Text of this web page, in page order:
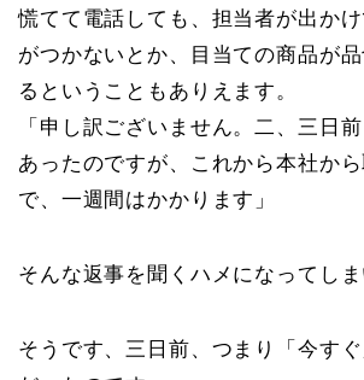
慌てて電話しても、担当者が出か
がつかないとか、目当ての商品が
るということもありえます。
「申し訳ございません。二、三日
あったのですが、これから本社か
で、一週間はかかります」
そんな返事を聞くハメになってしま
そうです、三日前、つまり「今す